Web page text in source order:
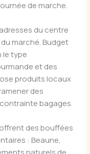
de marche.
du centre
marché. Budget
le type
et des
produits locaux
des
bagages.
des bouffées
: Beaune,